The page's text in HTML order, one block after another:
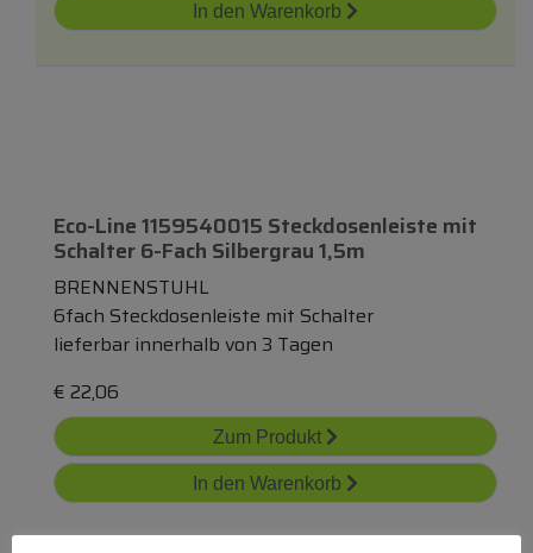
In den Warenkorb
Eco-Line 1159540015 Steckdosenleiste mit
Schalter 6-Fach Silbergrau 1,5m
BRENNENSTUHL
6fach Steckdosenleiste mit Schalter
lieferbar innerhalb von 3 Tagen
€ 22,06
Zum Produkt
In den Warenkorb